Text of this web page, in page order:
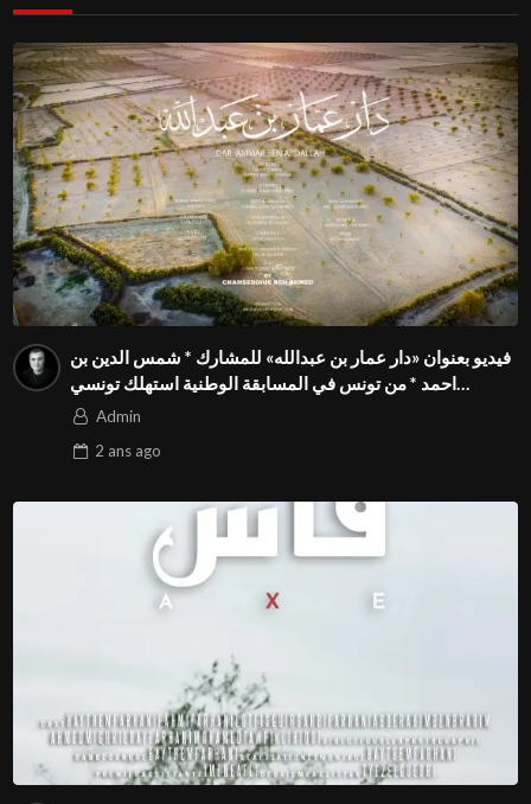
فيديو بعنوان «دار عمار بن عبدالله» للمشارك * شمس الدين بن
احمد * من تونس في المسابقة الوطنية استهلك تونسي
Admin
2 ansago